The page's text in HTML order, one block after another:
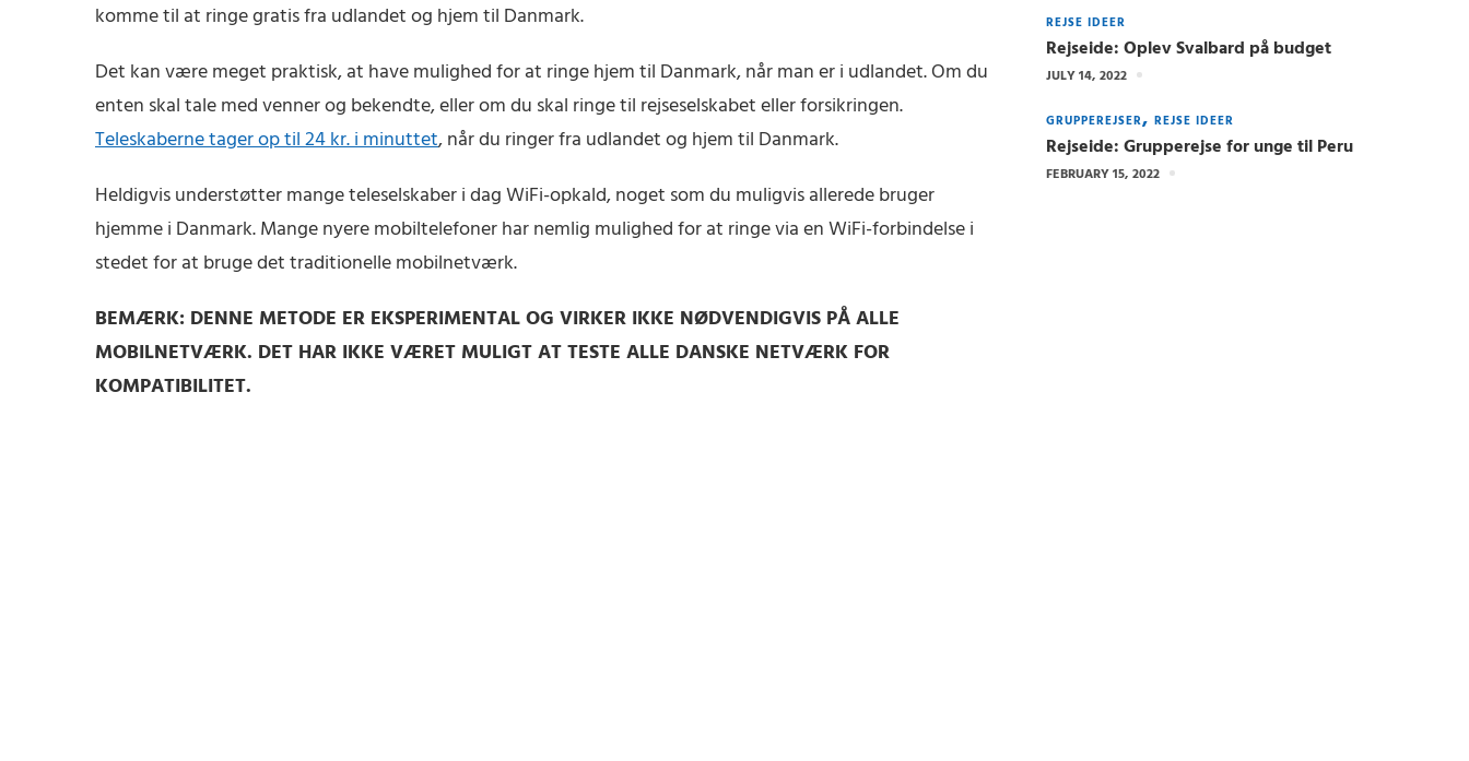
komme til at ringe gratis fra udlandet og hjem til Danmark.
Det kan være meget praktisk, at have mulighed for at ringe hjem til Danmark, når man er i udlandet. Om du
enten skal tale med venner og bekendte, eller om du skal ringe til rejseselskabet eller forsikringen.
Teleskaberne tager op til 24 kr. i minuttet, når du ringer fra udlandet og hjem til Danmark.
Heldigvis understøtter mange teleselskaber i dag WiFi-opkald, noget som du muligvis allerede bruger
hjemme i Danmark. Mange nyere mobiltelefoner har nemlig mulighed for at ringe via en WiFi-forbindelse i
stedet for at bruge det traditionelle mobilnetværk.
BEMÆRK: DENNE METODE ER EKSPERIMENTAL OG VIRKER IKKE NØDVENDIGVIS PÅ ALLE
MOBILNETVÆRK. DET HAR IKKE VÆRET MULIGT AT TESTE ALLE DANSKE NETVÆRK FOR
KOMPATIBILITET.
REJSE IDEER
Rejseide: Oplev Svalbard på budget
JULY 14, 2022
GRUPPEREJSER REJSE IDEER
Rejseide: Grupperejse for unge til Peru
FEBRUARY 15, 2022